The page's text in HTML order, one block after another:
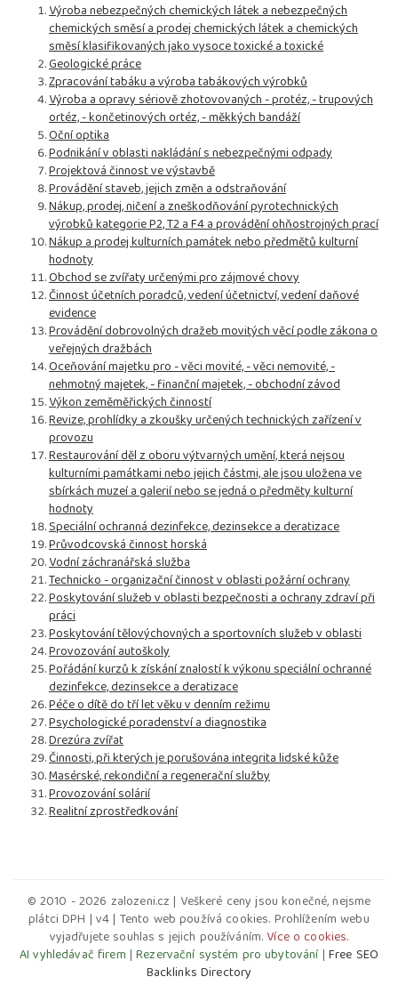
Výroba nebezpečných chemických látek a nebezpečných
chemických směsí a prodej chemických látek a chemických
směsí klasifikovaných jako vysoce toxické a toxické
Geologické práce
Zpracování tabáku a výroba tabákových výrobků
Výroba a opravy sériově zhotovovaných - protéz, - trupových
ortéz, - končetinových ortéz, - měkkých bandáží
Oční optika
Podnikání v oblasti nakládání s nebezpečnými odpady
Projektová činnost ve výstavbě
Provádění staveb, jejich změn a odstraňování
Nákup, prodej, ničení a zneškodňování pyrotechnických
výrobků kategorie P2, T2 a F4 a provádění ohňostrojných prací
Nákup a prodej kulturních památek nebo předmětů kulturní
hodnoty
Obchod se zvířaty určenými pro zájmové chovy
Činnost účetních poradců, vedení účetnictví, vedení daňové
evidence
Provádění dobrovolných dražeb movitých věcí podle zákona o
veřejných dražbách
Oceňování majetku pro - věci movité, - věci nemovité, -
nehmotný majetek, - finanční majetek, - obchodní závod
Výkon zeměměřických činností
Revize, prohlídky a zkoušky určených technických zařízení v
provozu
Restaurování děl z oboru výtvarných umění, která nejsou
kulturními památkami nebo jejich částmi, ale jsou uložena ve
sbírkách muzeí a galerií nebo se jedná o předměty kulturní
hodnoty
Speciální ochranná dezinfekce, dezinsekce a deratizace
Průvodcovská činnost horská
Vodní záchranářská služba
Technicko - organizační činnost v oblasti požární ochrany
Poskytování služeb v oblasti bezpečnosti a ochrany zdraví při
práci
Poskytování tělovýchovných a sportovních služeb v oblasti
Provozování autoškoly
Pořádání kurzů k získání znalostí k výkonu speciální ochranné
dezinfekce, dezinsekce a deratizace
Péče o dítě do tří let věku v denním režimu
Psychologické poradenství a diagnostika
Drezúra zvířat
Činnosti, při kterých je porušována integrita lidské kůže
Masérské, rekondiční a regenerační služby
Provozování solárií
Realitní zprostředkování
© 2010 - 2026 zalozeni.cz | Veškeré ceny jsou konečné, nejsme
plátci DPH | v4 | Tento web používá cookies. Prohlížením webu
vyjadřujete souhlas s jejich používáním. Více o cookies.
AI vyhledávač firem |Rezervační systém pro ubytování| Free SEO
Backlinks Directory